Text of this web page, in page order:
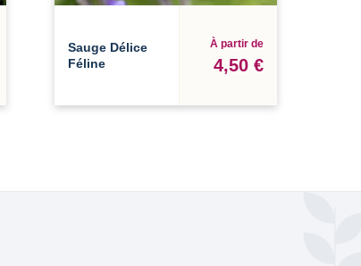
Sauge Délice
Féline
À partir de
4,50 €